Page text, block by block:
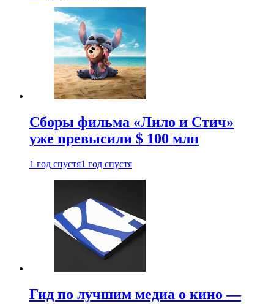
Сборы фильма «Лило и Стич»
уже превысили $ 100 млн
1 год спустя1 год спустя
Гид по лучшим медиа о кино —